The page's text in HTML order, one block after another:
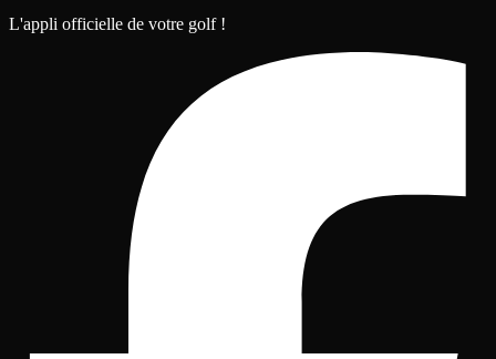
L'appli officielle de votre golf !